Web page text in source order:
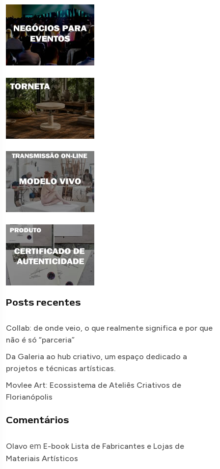
Posts recentes
Collab: de onde veio, o que realmente significa e por que
não é só “parceria”
Da Galeria ao hub criativo, um espaço dedicado a
projetos e técnicas artísticas.
Movlee Art: Ecossistema de Ateliês Criativos de
Florianópolis
Comentários
Olavo em E-book Lista de Fabricantes e Lojas de
Materiais Artísticos